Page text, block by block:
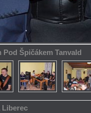
Pod Špičákem Tanvald
Liberec